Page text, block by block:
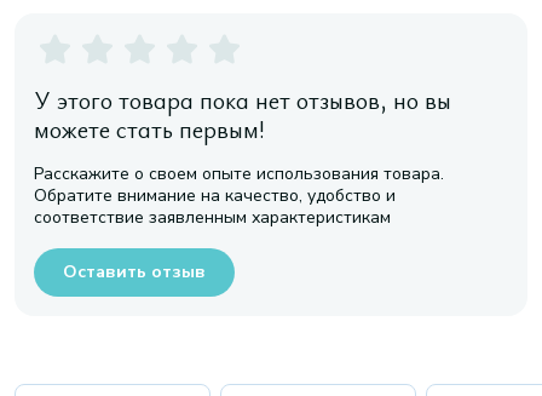
У этого товара пока нет отзывов, но вы
можете стать первым!
Расскажите о своем опыте использования товара.
Обратите внимание на качество, удобство и
соответствие заявленным характеристикам
Оставить отзыв